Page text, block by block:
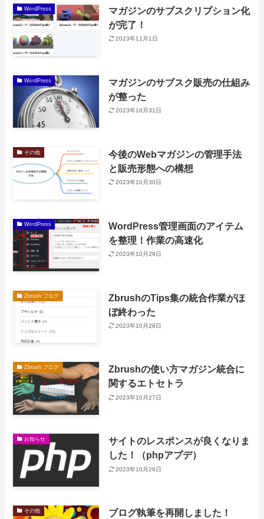
WordPress
マガジンのサブスクリプション化
が完了！
2023年11月1日
WordPress
マガジンのサブスク販売の仕組み
が整った
2023年10月31日
その他
今後のWebマガジンの管理手法
と販売形態への構想
2023年10月30日
WordPress
WordPress管理画面のアイテム
を整理！作業の高速化
2023年10月29日
Zbrush ブログ
ZbrushのTips集の統合作業がほ
ぼ終わった
2023年10月28日
Zbrush ブログ
Zbrushの使い方マガジン統合に
関するエトセトラ
2023年10月27日
お知らせ
サイトのレスポンスが良くなりま
した！（phpアプデ）
2023年10月26日
その他 ブログ執筆を再開しました！